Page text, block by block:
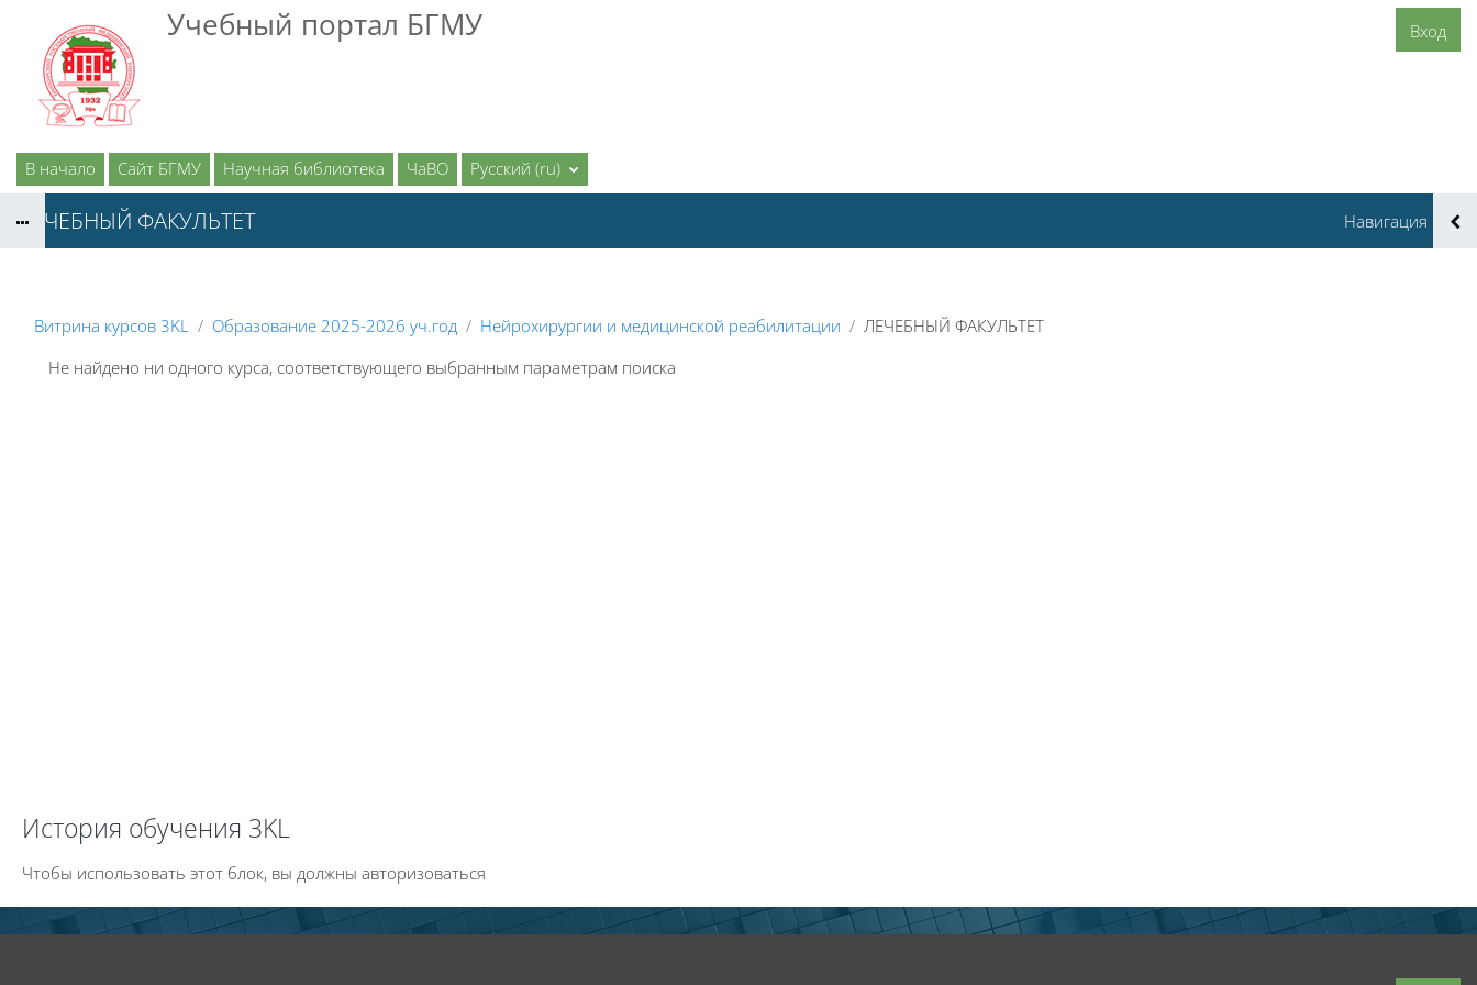
Перейти к основному содержаниюУчебный портал БГМУ
В начало Сайт БГМУ Научная библиотека ЧаВО Русский ‎(ru)‎
Вход
ЛЕЧЕБНЫЙ ФАКУЛЬТЕТ
Витрина курсов 3KL Образование 2025-2026 уч.год Нейрохирургии и медицинской реабилитации
ЛЕЧЕБНЫЙ ФАКУЛЬТЕТ
Не найдено ни одного курса, соответствующего выбранным параметрам поиска
Навигация
История обучения 3KL
Чтобы использовать этот блок, вы должны авторизоваться